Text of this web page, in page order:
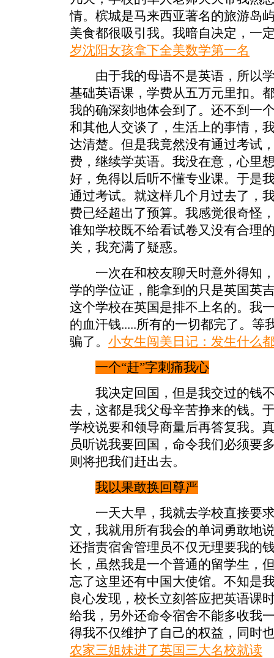
情。槟城是马来西亚著名的旅游岛
美食都很吸引我。我暗自决定，一
岁沈阳女孩拿下全美数学第一名
由于我的母语不是英语，所以学
基础英语课，学费从五万元里扣。
我的确深刻地体会到了。还不到一
和其他人交谈了，生活上的事情，
达清楚。但是我竟然没有通过考试
费，继续学英语。我没在意，心里
好，免得以后听不懂专业课。于是
通过考试。就这样几个月过去了，
费已经超出了预算。我感觉很奇怪
谁知学校既不给看试卷又没有合理
关，我充满了疑惑。
一次在和校友聊天时意外得知，
学的学位证，能拿到的只是英国英
这个学校在英国是排不上名的。我
的血汗钱.....所有的一切都完了。等
骗了。 小女生闯美日记：发生什么
一个“赶”字刺痛我心
我决定回国，但是我交过的钱不
去，这都是我父母辛苦挣来的钱。
学校说要和领导商量后再答复我。
员听说我要回国，命令我们必须要
则将把我们赶出去。
我以果敢换回尊严
一天大早，我就去学校直接要求
文，我就用所有我会的单词勇敢地
还指责宿舍管理员不仅无理要我的
长，虽然我是一个普通的留学生，
忘了这里还有中国大使馆。不知是
良心发现，校长立刻答应把英语课
给我，另外还命令宿舍不能多收我
得我不仅维护了自己的权益，同时
农家三姐妹进了英国三大名校就读